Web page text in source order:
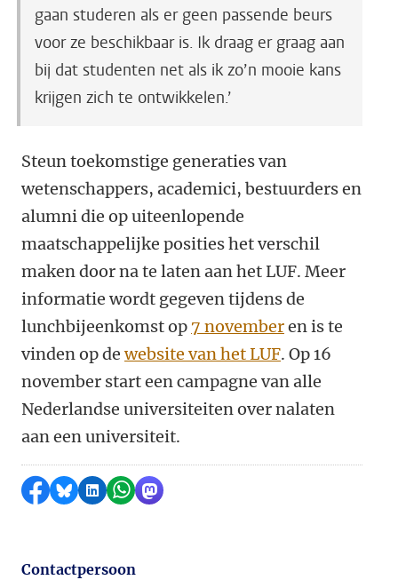
gaan studeren als er geen passende beurs
voor ze beschikbaar is. Ik draag er graag aan
bij dat studenten net als ik zo’n mooie kans
krijgen zich te ontwikkelen.’
Steun toekomstige generaties van
wetenschappers, academici, bestuurders en
alumni die op uiteenlopende
maatschappelijke posities het verschil
maken door na te laten aan het LUF. Meer
informatie wordt gegeven tijdens de
lunchbijeenkomst op 7 novemberen is te
vinden op dewebsite van het LUF. Op 16
november start een campagne van alle
Nederlandse universiteiten over nalaten
aan een universiteit.
Delen op Facebook
Delen via Bluesky
Delen op LinkedIn
Delen via WhatsApp
Delen via Mastodon
Contactpersoon